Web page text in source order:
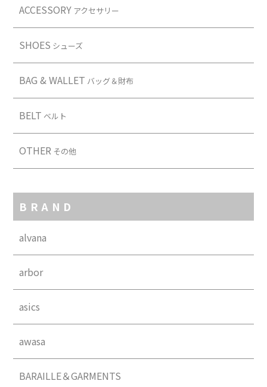
ACCESSORY アクセサリー
SHOES シューズ
BAG & WALLET バッグ＆財布
BELT ベルト
OTHER その他
BRAND
alvana
arbor
asics
awasa
BARAILLE＆GARMENTS